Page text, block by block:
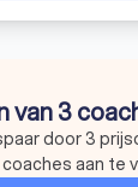
van 3
door 3
coaches aan te